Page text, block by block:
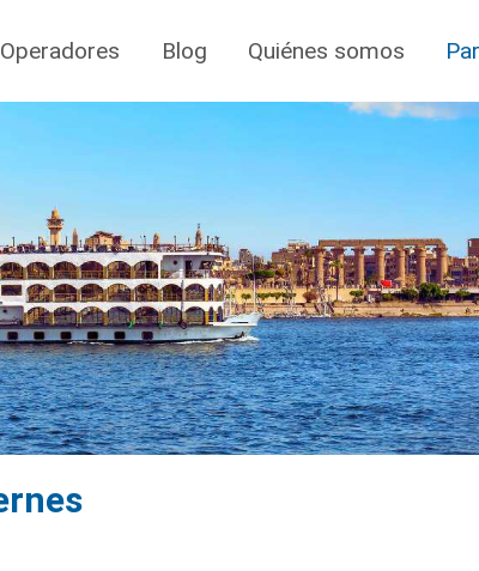
Operadores Blog Quiénes somos